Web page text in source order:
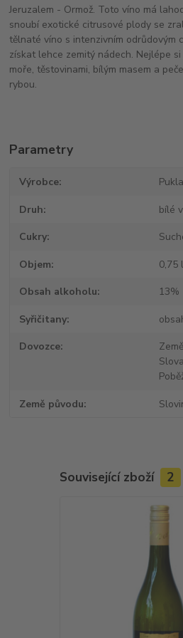
Jeruzalem - Ormož. Toto víno má
snoubí exotické citrusové plody se
tělnaté víno s intenzivním odrůdovým
získat lehce zemitý nádech. Nejlépe
moře, těstovinami, bílým masem a
rybou.
Parametry
Výrobce
Druh bílé
Cukry
Objem 0,75 l
Obsah alkoholu 13%
Syřičitany
Dovozce
Země původu
Související zboží 2